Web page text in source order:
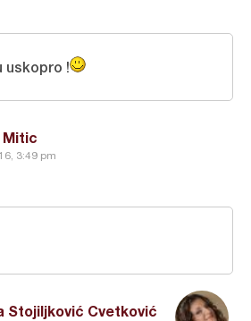
Mitic
3:49 pm
uskopro !
Stojiljković Cvetković